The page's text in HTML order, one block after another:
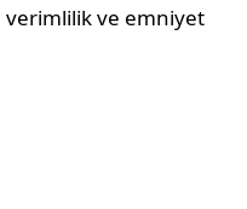
ve emniyet